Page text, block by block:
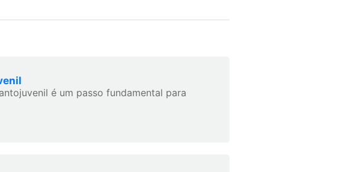
é um passo fundamental para